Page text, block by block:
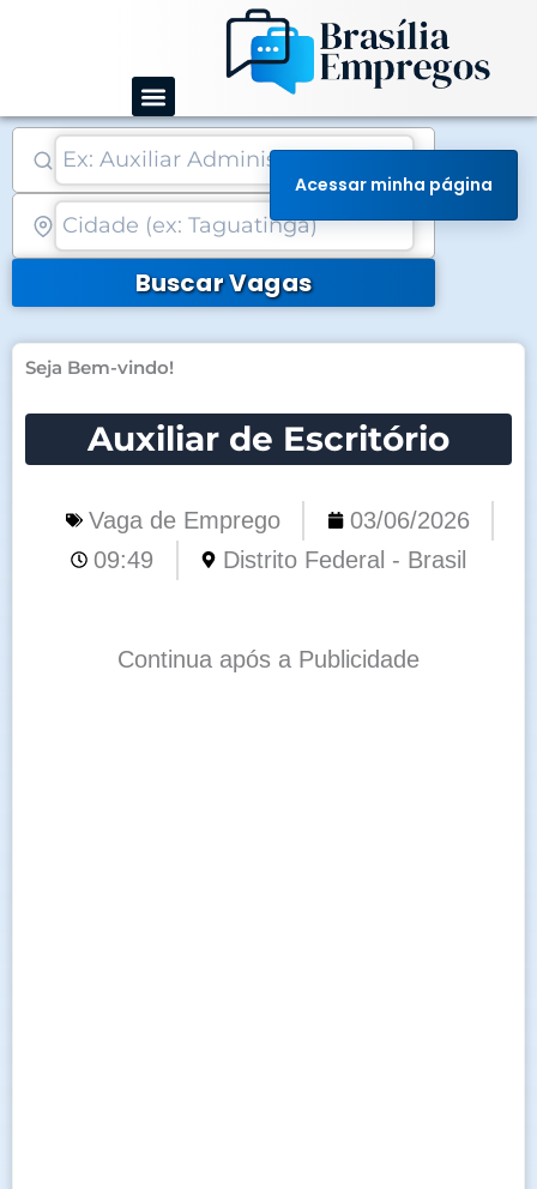
conteúdo
Buscar Vagas
Seja Bem-vindo!
Auxiliar de Escritório
Vaga de Emprego
03/06/2026
09:49
Distrito Federal - Brasil
Continua após a Publicidade
Acessar minha página